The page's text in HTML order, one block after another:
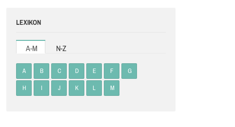
LEXIKON
A-M N-Z
A B C D E F G
H I J K L M